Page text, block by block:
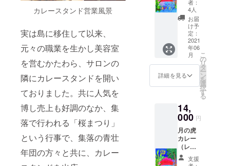
カレースタンド営業風景
実は島に移住して以来、
元々の職業を生かし美容室
を営むかたわら、サロンの
隣にカレースタンドを開い
ておりました。共に人気を
博し売上も好調のなか、集
落で行われる「桜まつり」
という行事で、集落の青壮
年団の方々と共に、カレー
いる秀
逸品で
す。 ※
ポスト
カード
はRIEさ
んがラ
ンダム
だもの
が届き
で、お
楽しみ
に！
いスパ
イシー
カレー
となっ
ており
ます。
スパイ
スの効
しくお
知りに
は、同
梱され
ている
スパイ
ス豆知
識をお
読みい
豊かさ
は心の
中にあ
るの
だ」と
気づ
く。帰
国後、
「心の
さ」を
世界中
に広げ
たいと
いう想
いを込
めて絵
楽しみ
に！
ク）
200g 3
個セッ
ト ＋ 笑
顔の画
家RIEさ
んのポ
スト
カード
2枚組 ※
ポスト
はRIEさ
んがラ
ンダム
に選ん
だもの
が届き
ますの
で、お
者：
4人
お届
け予
定：
2021
年06
月
詳細を見る
こ
の
リ
タ
ー
ン
を
選
択
す
る
14,
000 円
月の虎
カレー
（レト
ルト
パッ支援